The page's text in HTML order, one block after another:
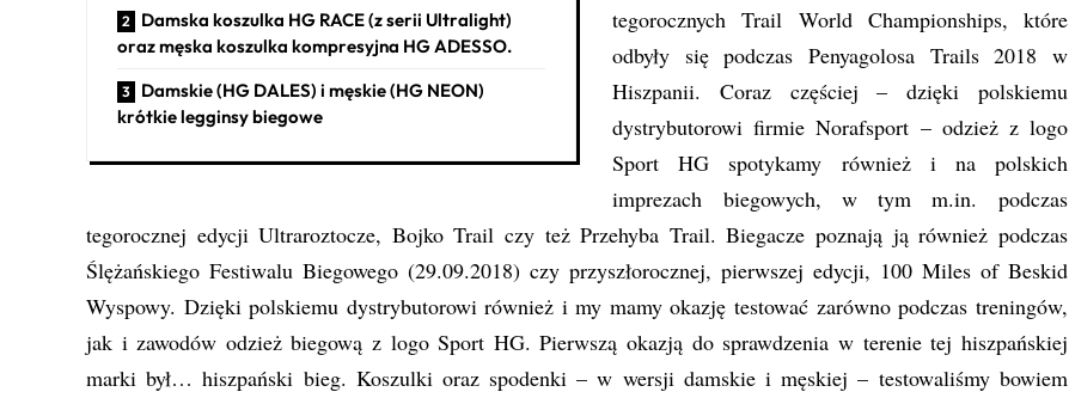
Damska koszulka HG RACE (z serii Ultralight)
oraz męska koszulka kompresyjna HG ADESSO.
Damskie (HG DALES) i męskie (HG NEON)
krótkie legginsy biegowe
tegorocznych Trail World Championships, które
odbyły się podczas Penyagolosa Trails 2018 w
Hiszpanii. Coraz częściej – dzięki polskiemu
dystrybutorowi firmie Norafsport – odzież z logo
Sport HG spotykamy również i na polskich
imprezach biegowych, w tym m.in. podczas
tegorocznej edycji Ultraroztocze, Bojko Trail czy też Przehyba Trail. Biegacze poznają ją również podczas
Ślężańskiego Festiwalu Biegowego (29.09.2018) czy przyszłorocznej, pierwszej edycji, 100 Miles of Beskid
Wyspowy. Dzięki polskiemu dystrybutorowi również i my mamy okazję testować zarówno podczas treningów,
jak i zawodów odzież biegową z logo Sport HG. Pierwszą okazją do sprawdzenia w terenie tej hiszpańskiej
marki był… hiszpański bieg. Koszulki oraz spodenki – w wersji damskie i męskiej – testowaliśmy bowiem